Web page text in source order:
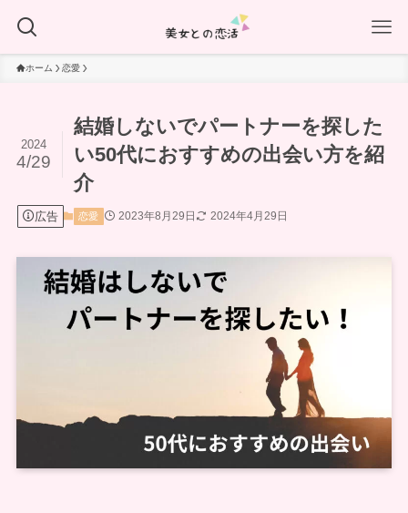
ホーム 恋愛
結婚しないでパートナーを探した
い50代におすすめの出会い方を紹
介
2024
4/29
広告 恋愛 2023年8月29日 2024年4月29日